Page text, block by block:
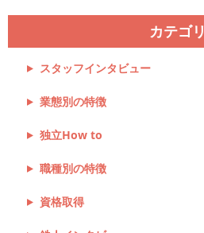
カテゴリ
スタッフインタビュー
業態別の特徴
独立How to
職種別の特徴
資格取得